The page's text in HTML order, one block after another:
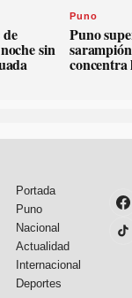
sin
Puno
Puno
concentra
Portada
Puno
Nacional
Actualidad
Internacional
Deportes